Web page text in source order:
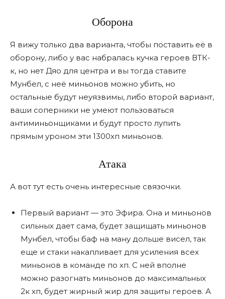
Оборона
Я вижу только два варианта, чтобы поставить еë в
оборону, либо у вас набралась кучка героев ВТК-
к, но нет Дяо для центра и вы тогда ставите
Мунбел, с неë миньонов можно убить, но
остальные будут неуязвимы, либо второй вариант,
ваши соперники не умеют пользоваться
антиминьонщиками и будут просто лупить
прямым уроном эти 1300хп миньонов.
Атака
А вот тут есть очень интересные связочки.
Первый вариант — это Эфира. Она и миньонов
сильных дает сама, будет защищать миньонов
Мунбел, чтобы баф на ману дольше висел, так
еще и стаки накапливает для усиления всех
миньонов в команде по хп. С ней вполне
можно разогнать миньонов до максимальных
2к хп, будет жирный жир для защиты героев. А